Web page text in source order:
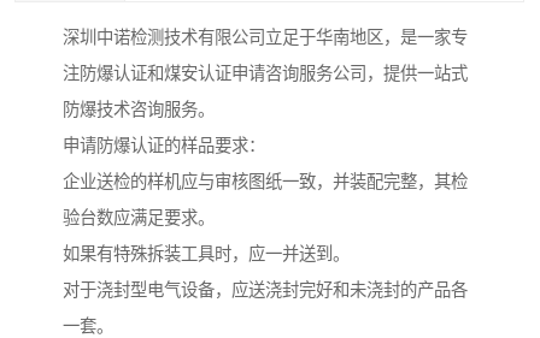
深圳中诺检测技术有限公司立足于华南地区，是一家专
注防爆认证和煤安认证申请咨询服务公司，提供一站式
防爆技术咨询服务。
申请防爆认证的样品要求：
企业送检的样机应与审核图纸一致，并装配完整，其检
验台数应满足要求。
如果有特殊拆装工具时，应一并送到。
对于浇封型电气设备，应送浇封完好和未浇封的产品各
一套。